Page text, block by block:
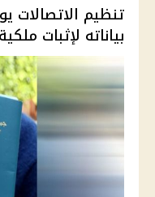
تنظيم الاتصالات
بياناته لإثبات